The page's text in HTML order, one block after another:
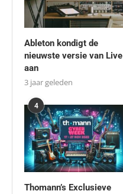
Ableton kondigt de
nieuwste versie van Live
aan
3 jaar geleden
4
Thomann’s Exclusieve